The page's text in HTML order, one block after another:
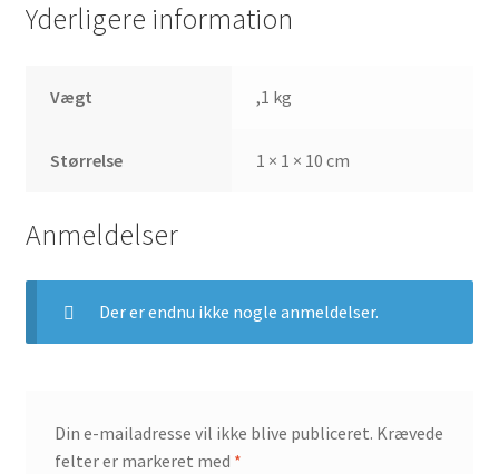
Yderligere information
Vægt ,1 kg
Størrelse 1 × 1 × 10 cm
Anmeldelser
Der er endnu ikke nogle anmeldelser.
Din e-mailadresse vil ikke blive publiceret. Krævede
felter er markeret med *